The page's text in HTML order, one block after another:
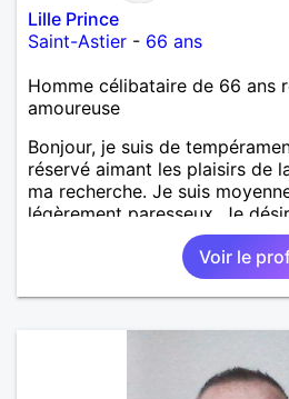
Lille Prince
Saint-Astier - 66 ans
Homme célibataire de 66 ans
amoureuse
Bonjour, je suis de
réservé aimant les plaisirs de
ma recherche. Je suis
légèrement paresseux. Je
m'investir dans une relation
Voir le